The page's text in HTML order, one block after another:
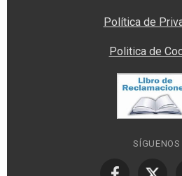
Política de
Politica de
SÍGUENOS